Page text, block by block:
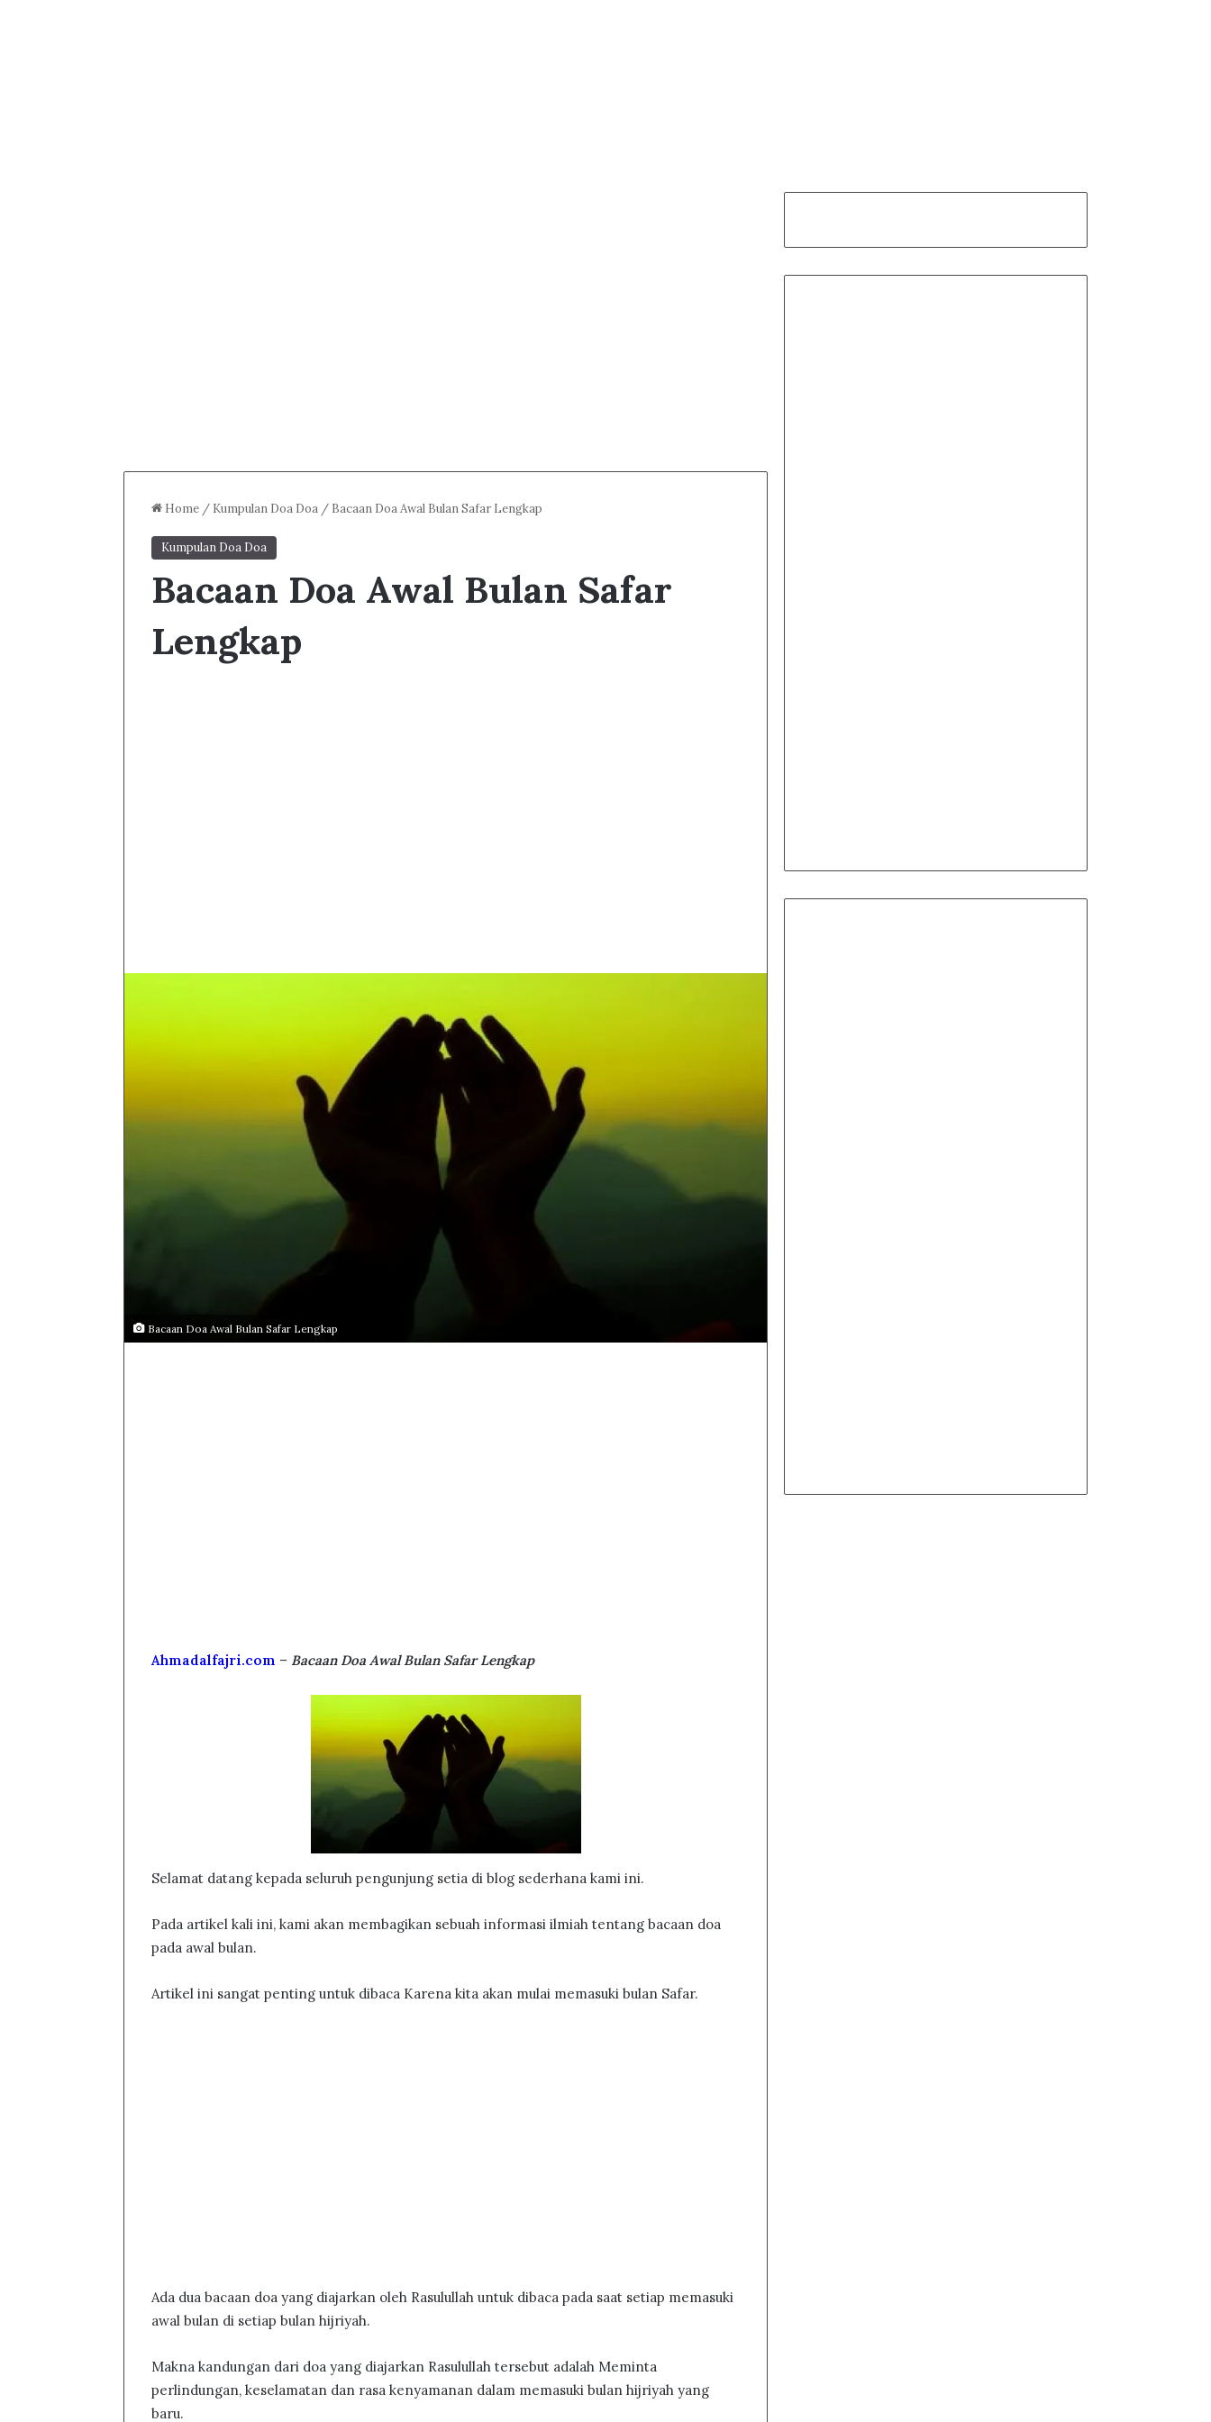
Home / Kumpulan Doa Doa / Bacaan Doa Awal Bulan Safar Lengkap
Kumpulan Doa Doa
Bacaan Doa Awal Bulan Safar
Lengkap
Bacaan Doa Awal Bulan Safar Lengkap
Ahmadalfajri.com – Bacaan Doa Awal Bulan Safar Lengkap
Selamat datang kepada seluruh pengunjung setia di blog sederhana kami ini.
Pada artikel kali ini, kami akan membagikan sebuah informasi ilmiah tentang bacaan doa
pada awal bulan.
Artikel ini sangat penting untuk dibaca Karena kita akan mulai memasuki bulan Safar.
Ada dua bacaan doa yang diajarkan oleh Rasulullah untuk dibaca pada saat setiap memasuki
awal bulan di setiap bulan hijriyah.
Makna kandungan dari doa yang diajarkan Rasulullah tersebut adalah Meminta
perlindungan, keselamatan dan rasa kenyamanan dalam memasuki bulan hijriyah yang
baru.